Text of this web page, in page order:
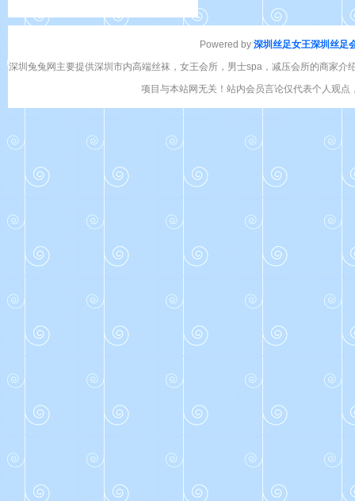
Powered by 深圳丝足女王深圳丝足
深圳兔兔网主要提供深圳市内高端丝袜，女王会所，男士spa，减压会所的商家
项目与本站网无关！站内会员言论仅代表个人观